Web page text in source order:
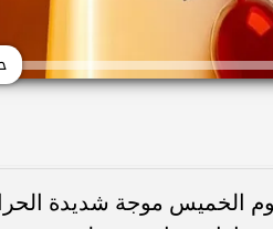
الخميس موجة شديدة